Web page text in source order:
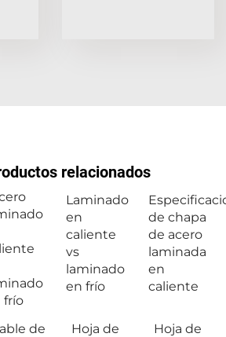
relacionados
frío
Laminado
en
caliente
vs
laminado
en frío
de chapa
de acero
laminada
en
caliente
de
Hoja de
Hoja de